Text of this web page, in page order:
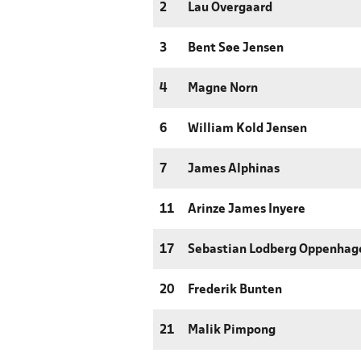
2 Lau Overgaard
3 Bent Søe Jensen
4 Magne Norn
6 William Kold Jensen
7 James Alphinas
11 Arinze James Inyere
17 Sebastian Lodberg
20 Frederik Bunten
21 Malik Pimpong